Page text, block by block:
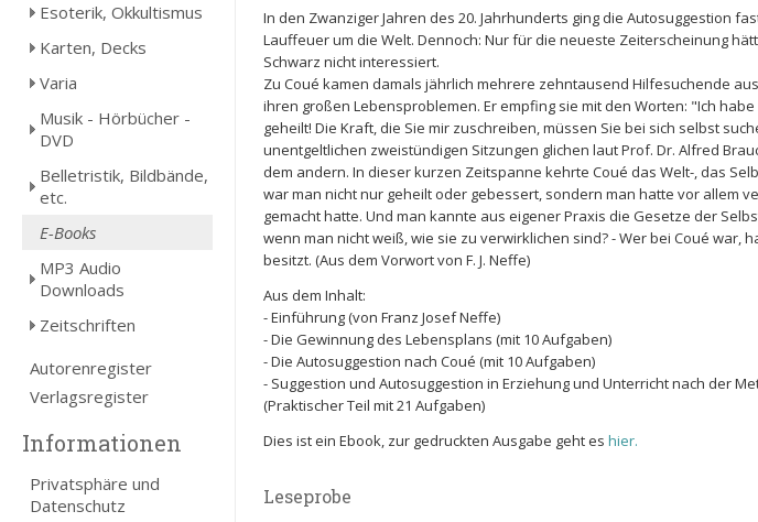
Esoterik, Okkultismus
Karten, Decks
Varia
Musik - Hörbücher -
DVD
Belletristik, Bildbände,
etc.
E-Books
MP3 Audio
Downloads
Zeitschriften
Autorenregister
Verlagsregister
Informationen
Privatsphäre und
Datenschutz
In den Zwanziger Jahren des 20. Jahrhunderts ging die Autosuggestion
Lauffeuer um die Welt. Dennoch: Nur für die neueste Zeiterscheinung
Schwarz nicht interessiert.
Zu Coué kamen damals jährlich mehrere zehntausend Hilfesuchende
ihren großen Lebensproblemen. Er empfing sie mit den Worten: "Ich
geheilt! Die Kraft, die Sie mir zuschreiben, müssen Sie bei sich selbst
unentgeltlichen zweistündigen Sitzungen glichen laut Prof. Dr. Alfred
dem andern. In dieser kurzen Zeitspanne kehrte Coué das Welt-, das
war man nicht nur geheilt oder gebessert, sondern man hatte vor allem
gemacht hatte. Und man kannte aus eigener Praxis die Gesetze der
wenn man nicht weiß, wie sie zu verwirklichen sind? - Wer bei Coué
besitzt. (Aus dem Vorwort von F. J. Neffe)
Aus dem Inhalt:
- Einführung (von Franz Josef Neffe)
- Die Gewinnung des Lebensplans (mit 10 Aufgaben)
- Die Autosuggestion nach Coué (mit 10 Aufgaben)
- Suggestion und Autosuggestion in Erziehung und Unterricht nach der
(Praktischer Teil mit 21 Aufgaben)
Dies ist ein Ebook, zur gedruckten Ausgabe geht es hier.
Leseprobe